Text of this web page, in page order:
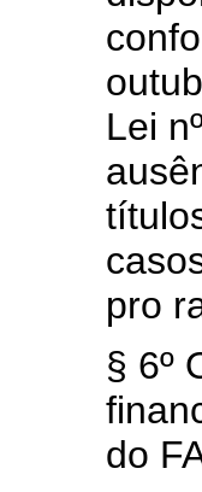
Lei
pro
§ 6º
do